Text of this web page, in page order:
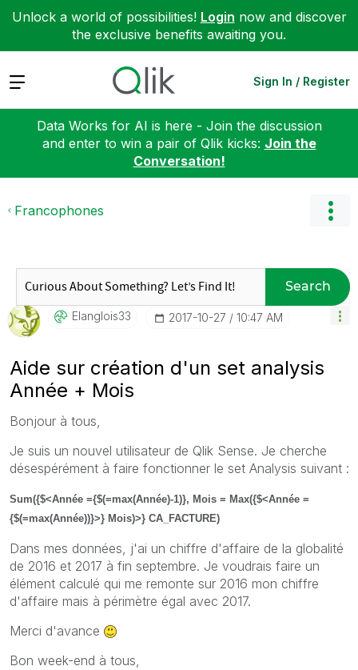
Unlock a world of possibilities! Login now and discover
the exclusive benefits awaiting you.
Expand Sign In / Register
Data Works for AI is here - Join the discussion
and enter to win a pair of Qlik kicks: Join the
Conversation!
Francophones
Search
Elanglois33 ‎2017-10-27 10:47 AM
Aide sur création d'un set analysis
Année + Mois
Bonjour à tous,
Je suis un nouvel utilisateur de Qlik Sense. Je cherche
désespérément à faire fonctionner le set Analysis suivant :
Sum({$<Année ={$(=max(Année)-1)}, Mois = Max({$<Année =
{$(=max(Année))}>} Mois)>} CA_FACTURE)
Dans mes données, j'ai un chiffre d'affaire de la globalité
de 2016 et 2017 à fin septembre. Je voudrais faire un
élément calculé qui me remonte sur 2016 mon chiffre
d'affaire mais à périmètre égal avec 2017.
Merci d'avance
Bon week-end à tous,